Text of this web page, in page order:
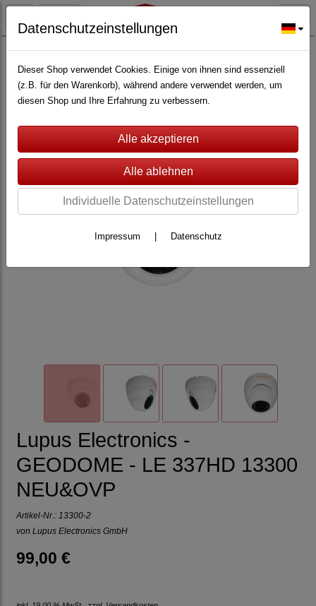
ALARMANLAGEN(361) Lupus Electronics(228)
Zubehör für Lupus XT(147)
Lupus Electronics -
GEODOME - LE 337HD 13300
NEU&OVP
Artikel-Nr.: 13300-2
von Lupus Electronics GmbH
99,00 €
Datenschutzeinstellungen
Dieser Shop verwendet Cookies. Einige von ihnen sind essenziell
(z.B. für den Warenkorb), während andere verwendet werden, um
diesen Shop und Ihre Erfahrung zu verbessern.
Individuelle Datenschutzeinstellungen
Impressum Datenschutz